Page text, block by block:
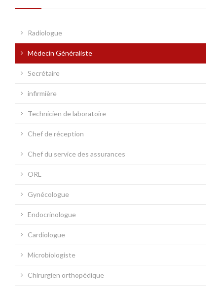
NOUVELLES MÉDICALES
Radiologue
Médecin Généraliste
Secrétaire
infirmière
Technicien de laboratoire
Chef de réception
Chef du service des assurances
ORL
Gynécologue
Endocrinologue
Cardiologue
Microbiologiste
Chirurgien orthopédique